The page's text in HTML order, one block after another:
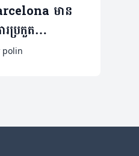
មាន
ប្រកួត
រដូវ
polin